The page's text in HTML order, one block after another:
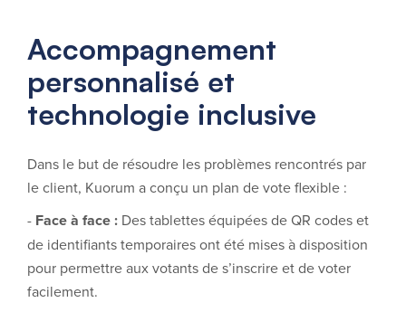
Accompagnement
personnalisé et
technologie inclusive
Dans le but de résoudre les problèmes rencontrés par
le client, Kuorum a conçu un plan de vote flexible :
- Face à face : Des tablettes équipées de QR codes et
de identifiants temporaires ont été mises à disposition
pour permettre aux votants de s’inscrire et de voter
facilement.